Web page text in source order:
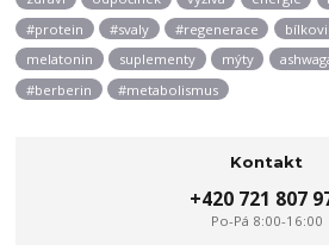
#protein
#svaly #regenerace
melatonin
suplementy mýty
#berberin
#metabolismus
Kontakt
+420 721 807
Po-Pá 8:00-16:00